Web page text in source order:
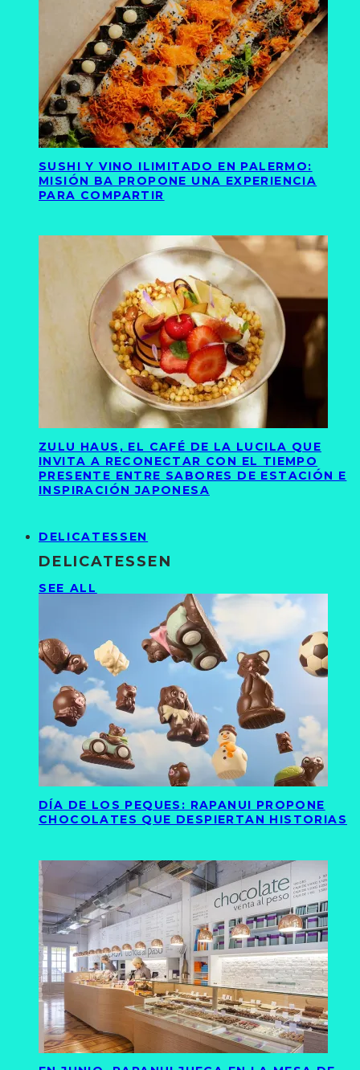
SUSHI Y VINO ILIMITADO EN PALERMO:
MISIÓN BA PROPONE UNA EXPERIENCIA
PARA COMPARTIR
ZULU HAUS, EL CAFÉ DE LA LUCILA QUE
INVITA A RECONECTAR CON EL TIEMPO
PRESENTE ENTRE SABORES DE ESTACIÓN E
INSPIRACIÓN JAPONESA
DELICATESSEN
DELICATESSEN
SEE ALL
DÍA DE LOS PEQUES: RAPANUI PROPONE
CHOCOLATES QUE DESPIERTAN HISTORIAS